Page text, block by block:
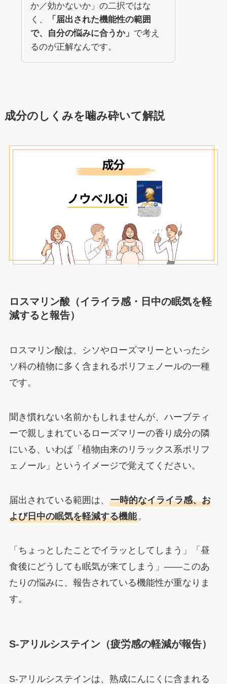
か／効かないか」の二択ではな
く、
「届出された機能性の範囲
で、自分の悩みに合うか」 で考え
るのが正解なんです。
成分のしくみを噛み砕いて解説
ロスマリン酸（イライラ感・日中の眠気を軽
減すると報告）
ロスマリン酸は、シソやローズマリーといったシ
ソ科の植物に多く含まれるポリフェノールの一種
です。
聞き慣れない名前かもしれませんが、ハーブティ
ーで親しまれているローズマリーの香り成分の隣
にいる、いわば「植物由来のリラックス系ポリフ
ェノール」というイメージで覚えてください。
届出されている範囲は、 一時的なイライラ感、お
よび日中の眠気を軽減する機能。
「ちょっとしたことでイラッとしてしまう」「昼
食後にどうしても眠気が来てしまう」――このあ
たりの悩みに、報告されている機能性が重なりま
す。
S-アリルシステイン（疲労感の軽減が報告）
S-アリルシステインは、熟成にんにくに含まれる